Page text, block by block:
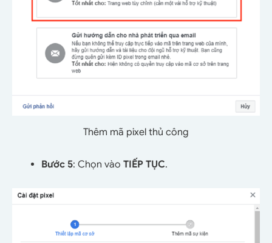
Thêm mã pixel thủ công
Bước 5: Chọn vào TIẾP TỤC.